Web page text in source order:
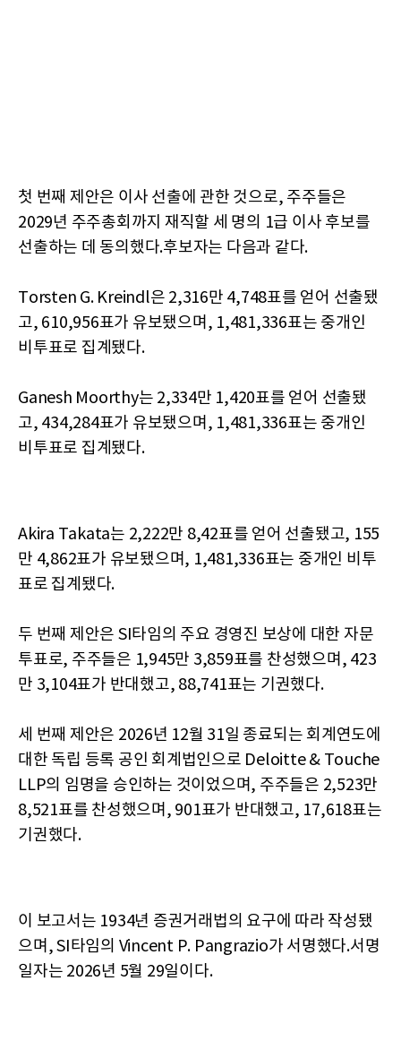
첫 번째 제안은 이사 선출에 관한 것으로, 주주들은
2029년 주주총회까지 재직할 세 명의 1급 이사 후보를
선출하는 데 동의했다.후보자는 다음과 같다.
Torsten G. Kreindl은 2,316만 4,748표를 얻어 선출됐
고, 610,956표가 유보됐으며, 1,481,336표는 중개인
비투표로 집계됐다.
Ganesh Moorthy는 2,334만 1,420표를 얻어 선출됐
고, 434,284표가 유보됐으며, 1,481,336표는 중개인
비투표로 집계됐다.
Akira Takata는 2,222만 8,42표를 얻어 선출됐고, 155
만 4,862표가 유보됐으며, 1,481,336표는 중개인 비투
표로 집계됐다.
두 번째 제안은 SI타임의 주요 경영진 보상에 대한 자문
투표로, 주주들은 1,945만 3,859표를 찬성했으며, 423
만 3,104표가 반대했고, 88,741표는 기권했다.
세 번째 제안은 2026년 12월 31일 종료되는 회계연도에
대한 독립 등록 공인 회계법인으로 Deloitte & Touche
LLP의 임명을 승인하는 것이었으며, 주주들은 2,523만
8,521표를 찬성했으며, 901표가 반대했고, 17,618표는
기권했다.
이 보고서는 1934년 증권거래법의 요구에 따라 작성됐
으며, SI타임의 Vincent P. Pangrazio가 서명했다.서명
일자는 2026년 5월 29일이다.